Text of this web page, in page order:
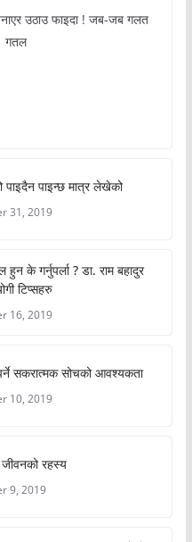
उठाउ फाइदा ! जब-जब गलत
गतल
पाइदैन पाइन्छ मात्र लेखेको
31, 2019
के गर्नुपर्ला ? डा. राम बहादुर
टिप्सहरु
16, 2019
सकरात्मक सोचको आवश्यकता
10, 2019
रहस्य
9, 2019